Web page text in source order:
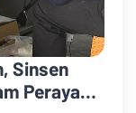
Sinsen
Perayaan